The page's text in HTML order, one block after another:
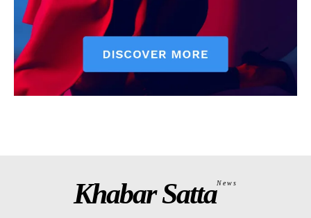
Khabar SattaNews